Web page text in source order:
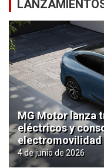
MG Motor lanza
eléctricos y
electromovilidad
4 de junio de 2026